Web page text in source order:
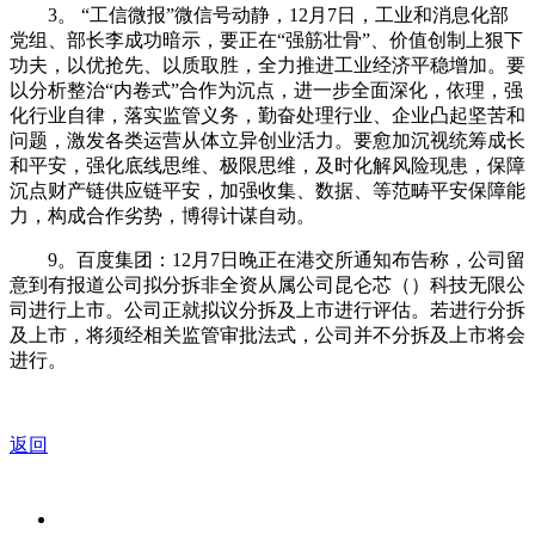
3。 “工信微报”微信号动静，12月7日，工业和消息化部
党组、部长李成功暗示，要正在“强筋壮骨”、价值创制上狠下
功夫，以优抢先、以质取胜，全力推进工业经济平稳增加。要
以分析整治“内卷式”合作为沉点，进一步全面深化，依理，强
化行业自律，落实监管义务，勤奋处理行业、企业凸起坚苦和
问题，激发各类运营从体立异创业活力。要愈加沉视统筹成长
和平安，强化底线思维、极限思维，及时化解风险现患，保障
沉点财产链供应链平安，加强收集、数据、等范畴平安保障能
力，构成合作劣势，博得计谋自动。
9。百度集团：12月7日晚正在港交所通知布告称，公司留
意到有报道公司拟分拆非全资从属公司昆仑芯（）科技无限公
司进行上市。公司正就拟议分拆及上市进行评估。若进行分拆
及上市，将须经相关监管审批法式，公司并不分拆及上市将会
进行。
返回